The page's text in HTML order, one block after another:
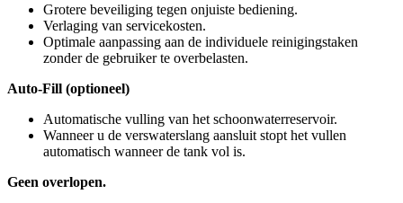
Grotere beveiliging tegen onjuiste bediening.
Verlaging van servicekosten.
Optimale aanpassing aan de individuele reinigingstaken
zonder de gebruiker te overbelasten.
Auto-Fill (optioneel)
Automatische vulling van het schoonwaterreservoir.
Wanneer u de verswaterslang aansluit stopt het vullen
automatisch wanneer de tank vol is.
Geen overlopen.